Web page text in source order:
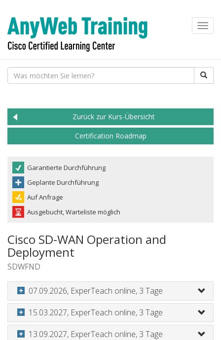
Zurück zur Kurs-Übersicht
Certification Roadmap
Garantierte Durchführung
Geplante Durchführung
Auf Anfrage
Ausgebucht, Warteliste möglich
Cisco SD-WAN Operation and
Deployment
SDWFND
07.09.2026, ExperTeach online, 3 Tage
15.03.2027, ExperTeach online, 3 Tage
13.09.2027, ExperTeach online, 3 Tage